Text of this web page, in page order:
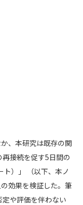
、本研究は既存の関
接続を促す5日間の
）」 （以下、本ノ
効果を検証した。筆
や評価を伴わない